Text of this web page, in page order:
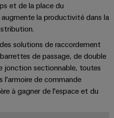
et de la place du
la productivité dans la
solutions de raccordement
de passage, de double
jonction sectionnable, toutes
l'armoire de commande
à gagner de l'espace et du